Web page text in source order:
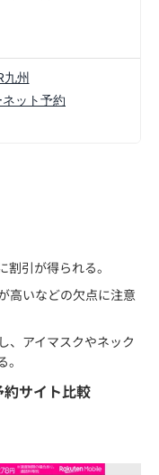
九州
ット予約
引が得られる。
高いなどの欠点に注意
、アイマスクやネック
サイト比較